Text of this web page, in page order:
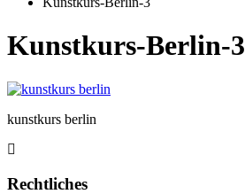
Kunstkurs-Berlin-3
kunstkurs berlin
Rechtliches